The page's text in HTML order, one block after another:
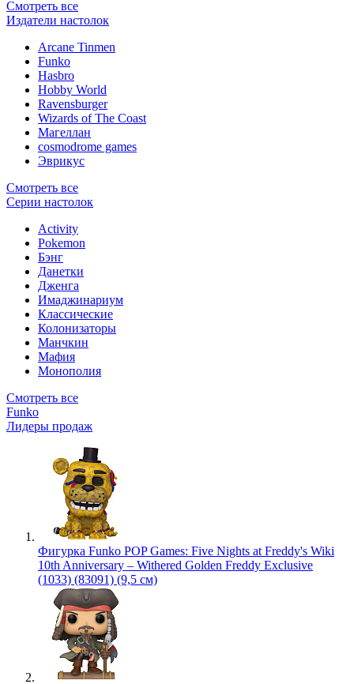
Смотреть все
Издатели настолок
Arcane Tinmen
Funko
Hasbro
Hobby World
Ravensburger
Wizards of The Coast
Магеллан
сosmodrome games
Эврикус
Смотреть все
Серии настолок
Activity
Pokemon
Бэнг
Данетки
Дженга
Имаджинариум
Классические
Колонизаторы
Манчкин
Мафия
Монополия
Смотреть все
Funko
Лидеры продаж
Фигурка Funko POP Games: Five Nights at Freddy's Wiki
10th Anniversary – Withered Golden Freddy Exclusive
(1033) (83091) (9,5 см)